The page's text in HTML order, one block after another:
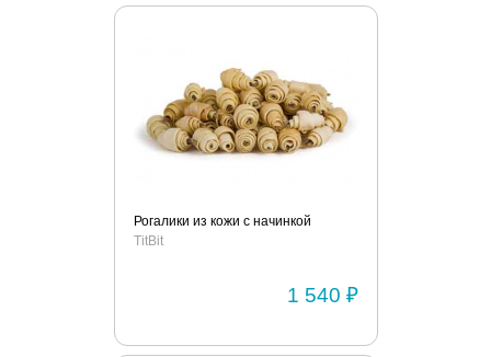
Рогалики из кожи с начинкой
TitBit
1 540 ₽